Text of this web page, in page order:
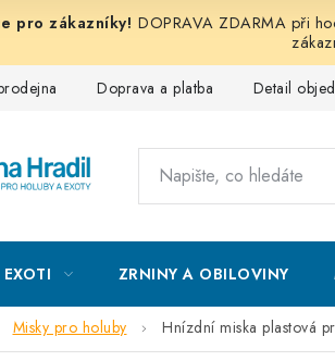
DOPRAVA ZDARMA při
Doprava a platba Detail
ZRNINY A OBILOVINY
Misky pro holuby Hnízdní miska plastová